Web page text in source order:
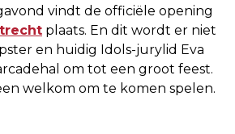
vindt de officiële opening
plaats. En dit wordt er niet
en huidig Idols-jurylid Eva
om tot een groot feest.
welkom om te komen spelen.